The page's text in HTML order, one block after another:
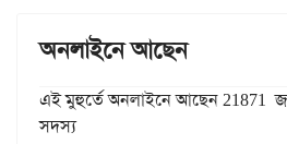
অনলাইনে আছেন
এই মুহুর্তে অনলাইনে আছেন 21871
সদস্য